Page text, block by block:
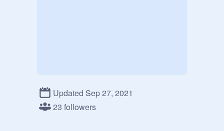
Updated Sep 27, 2021
23 followers